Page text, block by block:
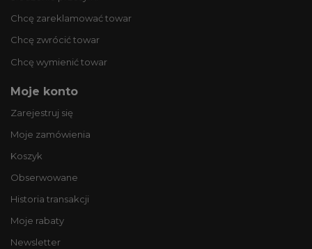
Chcę zareklamować towar
Chcę zwrócić towar
Chcę wymienić towar
Moje konto
Zarejestruj się
Moje zamówienia
Koszyk
Obserwowane
Historia transakcji
Moje rabaty
Newsletter